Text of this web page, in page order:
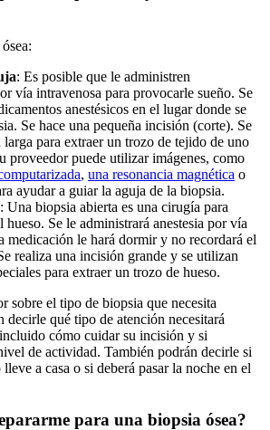
: Es posible que le administren
vía intravenosa para provocarle sueño. Se
anestésicos en el lugar donde se
Se hace una pequeña incisión (corte). Se
para extraer un trozo de tejido de uno
proveedor puede utilizar imágenes, como
, una resonancia magnética o
ayudar a guiar la aguja de la biopsia.
: Una biopsia abierta es una cirugía para
hueso. Se le administrará anestesia por vía
medicación le hará dormir y no recordará el
realiza una incisión grande y se utilizan
para extraer un trozo de hueso.
sobre el tipo de biopsia que necesita
decirle qué tipo de atención necesitará
cómo cuidar su incisión y si
de actividad. También podrán decirle si
a casa o si deberá pasar la noche en el
para una biopsia ósea?